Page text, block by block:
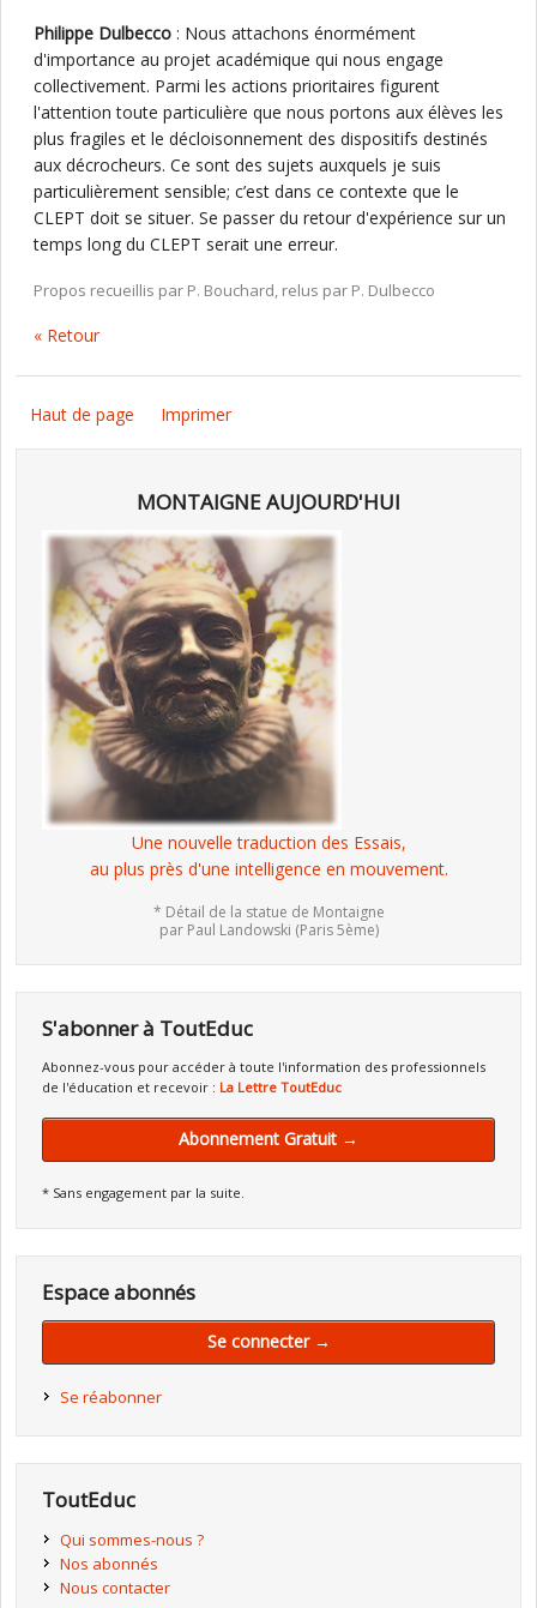
Philippe Dulbecco : Nous attachons énormément
d'importance au projet académique qui nous engage
collectivement. Parmi les actions prioritaires figurent
l'attention toute particulière que nous portons aux élèves les
plus fragiles et le décloisonnement des dispositifs destinés
aux décrocheurs. Ce sont des sujets auxquels je suis
particulièrement sensible; c’est dans ce contexte que le
CLEPT doit se situer. Se passer du retour d'expérience sur un
temps long du CLEPT serait une erreur.
Propos recueillis par P. Bouchard, relus par P. Dulbecco
« Retour
Haut de page Imprimer
MONTAIGNE AUJOURD'HUI
Une nouvelle traduction des Essais,
au plus près d'une intelligence en mouvement.
* Détail de la statue de Montaigne
par Paul Landowski (Paris 5ème)
S'abonner à ToutEduc
Abonnez-vous pour accéder à toute l'information des professionnels
de l'éducation et recevoir : La Lettre ToutEduc
Abonnement Gratuit →
* Sans engagement par la suite.
Espace abonnés
Se connecter →
Se réabonner
ToutEduc
Qui sommes-nous ?
Nos abonnés
Nous contacter